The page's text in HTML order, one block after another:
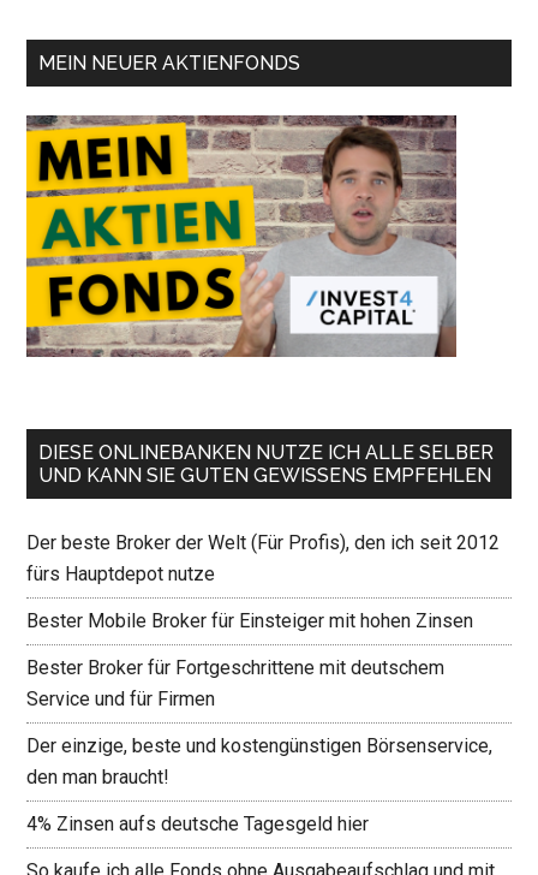
MEIN NEUER AKTIENFONDS
DIESE ONLINEBANKEN NUTZE ICH ALLE SELBER
UND KANN SIE GUTEN GEWISSENS EMPFEHLEN
Der beste Broker der Welt (Für Profis), den ich seit 2012
fürs Hauptdepot nutze
Bester Mobile Broker für Einsteiger mit hohen Zinsen
Bester Broker für Fortgeschrittene mit deutschem
Service und für Firmen
Der einzige, beste und kostengünstigen Börsenservice,
den man braucht!
4% Zinsen aufs deutsche Tagesgeld hier